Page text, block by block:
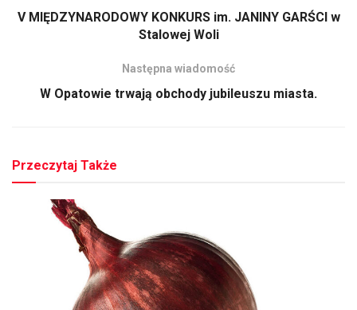
V MIĘDZYNARODOWY KONKURS im. JANINY GARŚCI w
Stalowej Woli
Następna wiadomość
W Opatowie trwają obchody jubileuszu miasta.
Przeczytaj Także